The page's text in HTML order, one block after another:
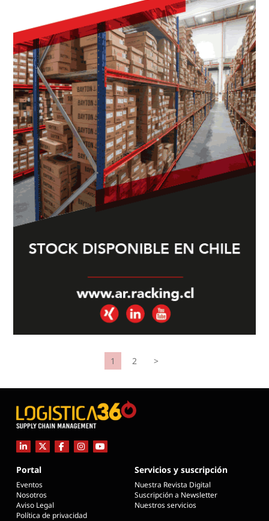
1 2 >
Portal
Eventos
Nosotros
Aviso Legal
Política de privacidad
Servicios y suscripción
Nuestra Revista Digital
Suscripción a Newsletter
Nuestros servicios